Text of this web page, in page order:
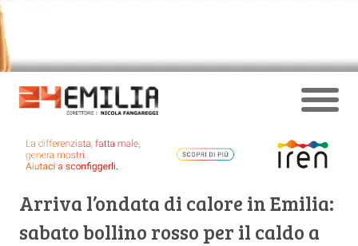
Arriva l’ondata di calore in Emilia:
sabato bollino rosso per il caldo a